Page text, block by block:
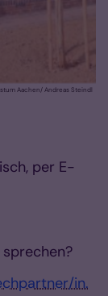
©
per E-
in.